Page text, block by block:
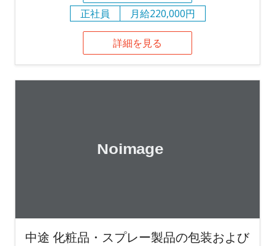
正社員
月給220,000円
詳細を見る
中途 化粧品・スプレー製品の包装および